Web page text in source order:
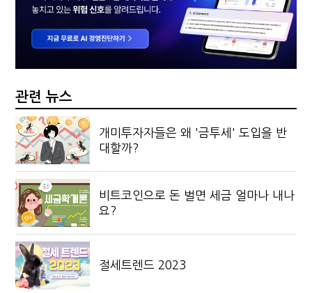
관련 뉴스
개미투자자들은 왜 '금투세' 도입을 반
대할까?
비트코인으로 돈 벌면 세금 얼마나 내나
요?
절세트렌드 2023